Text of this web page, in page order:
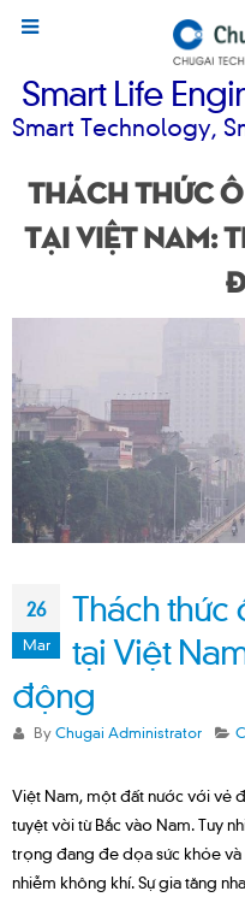
Smart Life
Smart Technology,
Thách thức
tại Việt Nam:
26
Mar
Thách
tại Việt
động
ByChugai Administrator
Việt Nam, một đất nước với vẻ
tuyệt vời từ Bắc vào Nam. Tuy
trọng đang đe dọa sức khỏe
nhiễm không khí. Sự gia tăng